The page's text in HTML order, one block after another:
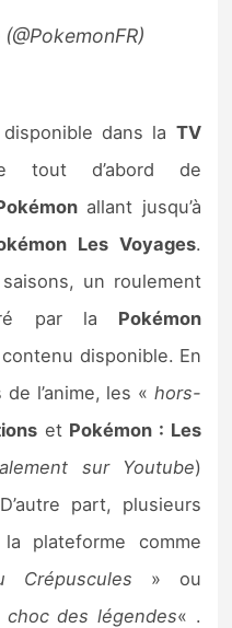
dans la TV
tout d’abord de
allant jusqu’à
Les Voyages.
un roulement
par la Pokémon
disponible. En
l’anime, les « hors-
et Pokémon : Les
sur Youtube)
part, plusieurs
plateforme comme
» ou
des légendes« .